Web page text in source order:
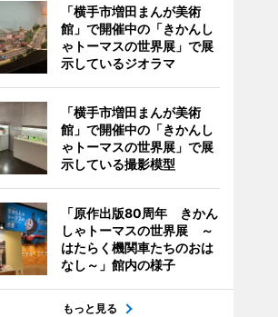
「横手市増田まんが美術
館」で開催中の「きかんし
ゃトーマスの世界展」で展
示しているジオラマ
「横手市増田まんが美術
館」で開催中の「きかんし
ゃトーマスの世界展」で展
示している撮影模型
「原作出版80周年 きかん
しゃトーマスの世界展 ～
はたらく機関車たちのおは
なし～」館内の様子
もっと見る